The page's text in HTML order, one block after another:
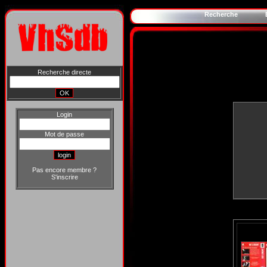
Recherche directe
Login
Mot de passe
Pas encore membre ?
S'inscrire
Recherche